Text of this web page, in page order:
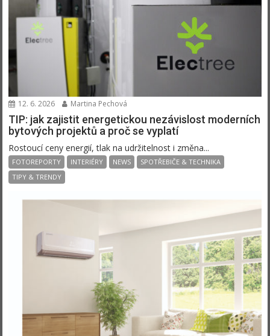
12. 6. 2026 Martina Pechová
TIP: jak zajistit energetickou nezávislost moderních
bytových projektů a proč se vyplatí
Rostoucí ceny energií, tlak na udržitelnost i změna...
FOTOREPORTY INTERIÉRY NEWS
SPOTŘEBIČE & TECHNIKA
TIPY & TRENDY